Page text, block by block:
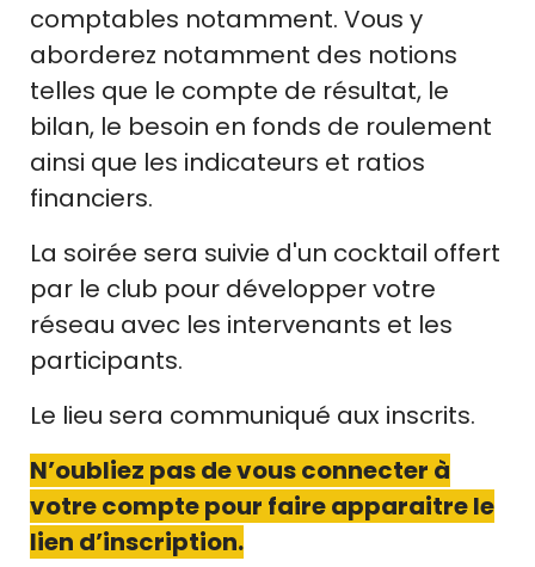
comptables notamment. Vous y
aborderez notamment des notions
telles que le compte de résultat, le
bilan, le besoin en fonds de roulement
ainsi que les indicateurs et ratios
financiers.
La soirée sera suivie d'un cocktail offert
par le club pour développer votre
réseau avec les intervenants et les
participants.
Le lieu sera communiqué aux inscrits.
N’oubliez pas de vous connecter à
votre compte pour faire apparaitre le
lien d’inscription.